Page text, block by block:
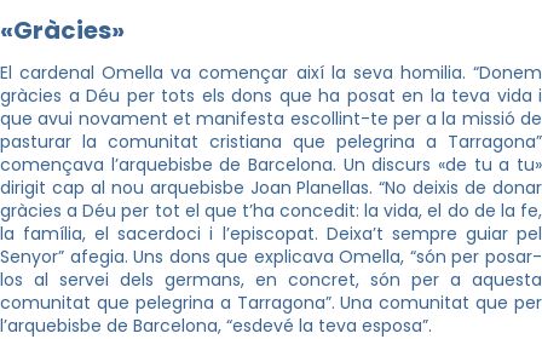
«Gràcies»
El cardenal Omella va començar així la seva homilia. “Donem
gràcies a Déu per tots els dons que ha posat en la teva vida i
que avui novament et manifesta escollint-te per a la missió de
pasturar la comunitat cristiana que pelegrina a Tarragona”
començava l’arquebisbe de Barcelona. Un discurs «de tu a tu»
dirigit cap al nou arquebisbe Joan Planellas. “No deixis de donar
gràcies a Déu per tot el que t’ha concedit: la vida, el do de la fe,
la família, el sacerdoci i l’episcopat. Deixa’t sempre guiar pel
Senyor” afegia. Uns dons que explicava Omella, “són per posar-
los al servei dels germans, en concret, són per a aquesta
comunitat que pelegrina a Tarragona”. Una comunitat que per
l’arquebisbe de Barcelona, “esdevé la teva esposa”.